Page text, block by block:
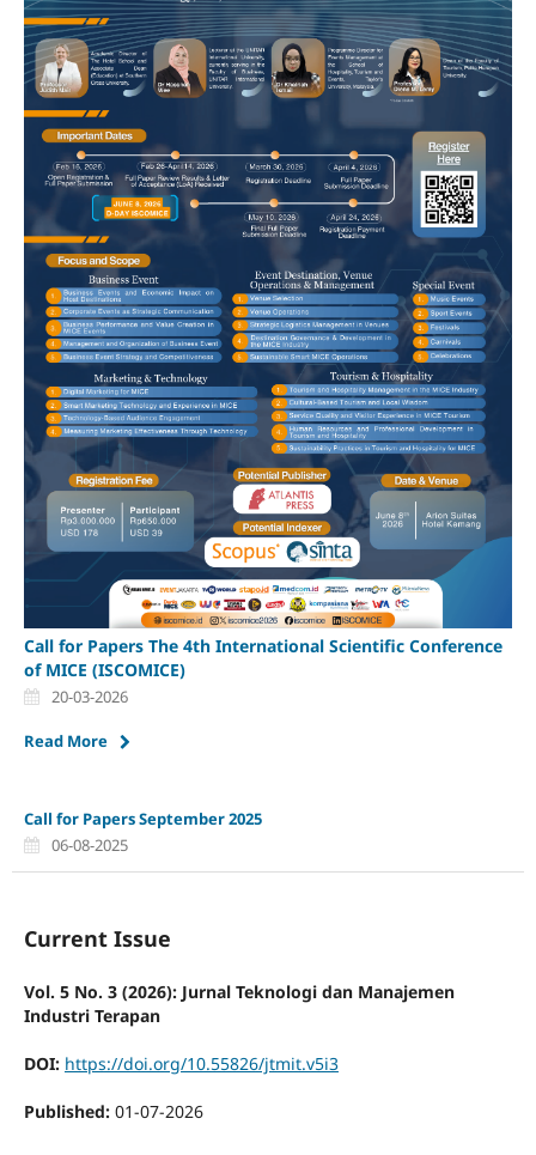
Call for Papers The 4th International Scientific Conference
of MICE (ISCOMICE)
20-03-2026
Read More
Call for Papers September 2025
06-08-2025
Current Issue
Vol. 5 No. 3 (2026): Jurnal Teknologi dan Manajemen
Industri Terapan
DOI: https://doi.org/10.55826/jtmit.v5i3
Published: 01-07-2026